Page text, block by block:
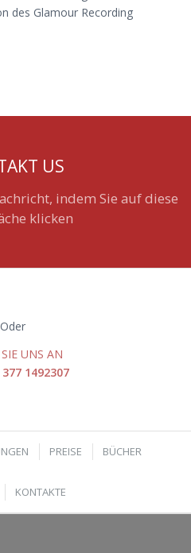
des Glamour Recording
US
indem Sie auf diese
klicken
Oder
UNS AN
1492307
PREISE BÜCHER
KONTAKTE